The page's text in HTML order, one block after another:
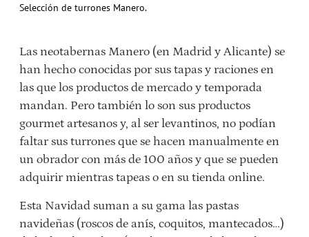
Selección de turrones Manero.
Las neotabernas Manero (en Madrid y Alicante) se
han hecho conocidas por sus tapas y raciones en
las que los productos de mercado y temporada
mandan. Pero también lo son sus productos
gourmet artesanos y, al ser levantinos, no podían
faltar sus turrones que se hacen manualmente en
un obrador con más de 100 años y que se pueden
adquirir mientras tapeas o en su tienda online.
Esta Navidad suman a su gama las pastas
navideñas (roscos de anís, coquitos, mantecados…)